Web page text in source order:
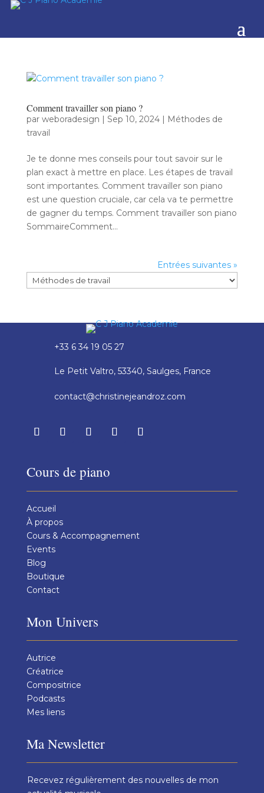
Comment travailler son piano ?
par weboradesign | Sep 10, 2024| Méthodes de
travail
Je te donne mes conseils pour tout savoir sur le
plan exact à mettre en place. Les étapes de travail
sont importantes. Comment travailler son piano
est une question cruciale, car cela va te permettre
de gagner du temps. Comment travailler son piano
SommaireComment...
Entrées suivantes »
+33 6 34 19 05 27
Le Petit Valtro, 53340, Saulges, France
contact@christinejeandroz.com
Cours de piano
Accueil
À propos
Cours & Accompagnement
Events
Blog
Boutique
Contact
Mon Univers
Autrice
Créatrice
Compositrice
Podcasts
Mes liens
Ma Newsletter
Recevez régulièrement des nouvelles de mon